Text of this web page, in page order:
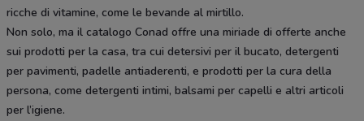
ricche di vitamine, come le bevande al mirtillo.
Non solo, ma il catalogo Conad offre una miriade di offerte anche
sui prodotti per la casa, tra cui detersivi per il bucato, detergenti
per pavimenti, padelle antiaderenti, e prodotti per la cura della
persona, come detergenti intimi, balsami per capelli e altri articoli
per l’igiene.